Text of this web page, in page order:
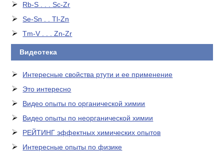
Rb-S . . . Sc-Zr
Se-Sn . . Tl-Zn
Tm-V . . . Zn-Zr
Видеотека
Интересные свойства ртути и ее применение
Это интересно
Видео опыты по органической химии
Видео опыты по неорганической химии
РЕЙТИНГ эффектных химических опытов
Интересные опыты по физике